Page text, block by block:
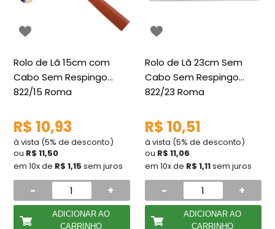
Rolo de Lã 15cm com
Cabo Sem Respingo
822/15 Roma
R$ 10,93
à vista (5% de desconto)
ou R$ 11,50
em 10x de R$ 1,15 sem juros
- +
ADICIONAR AO
CARRINHO
Rolo de Lã 23cm Sem
Cabo Sem Respingo
822/23 Roma
R$ 10,51
à vista (5% de desconto)
ou R$ 11,06
em 10x de R$ 1,11sem juros
- +
ADICIONAR AO
CARRINHO